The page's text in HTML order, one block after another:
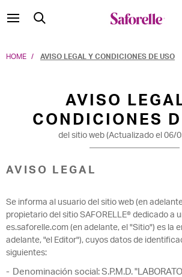
HOME AVISO LEGAL Y CONDICIONES DE USO
AVISO
CONDICIONES
del sitio web (Actualizado el 06/
AVISO LEGAL
Se informa al usuario del sitio web (en
propietario del sitio SAFORELLE® dedicado a
es.saforelle.com (en adelante, el "Sitio") es la
adelante, "el Editor"), cuyos datos de
siguientes:
Denominación social: S.P.M.D.